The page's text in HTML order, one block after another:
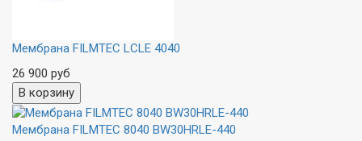
Мембрана FILMTEC LCLE 4040
26 900 руб
Мембрана FILMTEC 8040 BW30HRLE-440